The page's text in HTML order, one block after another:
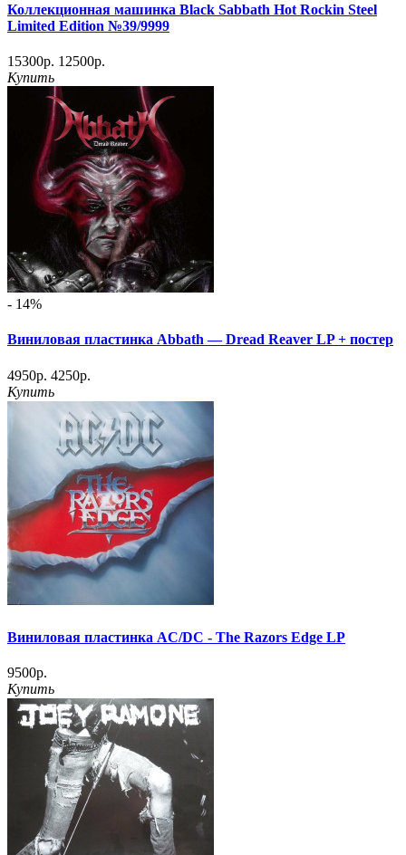
Коллекционная машинка Black Sabbath Hot Rockin Steel
Limited Edition №39/9999
15300р. 12500р.
Купить
- 14%
Виниловая пластинка Abbath — Dread Reaver LP + постер
4950р. 4250р.
Купить
Виниловая пластинка AC/DC ‎- The Razors Edge LP
9500р.
Купить